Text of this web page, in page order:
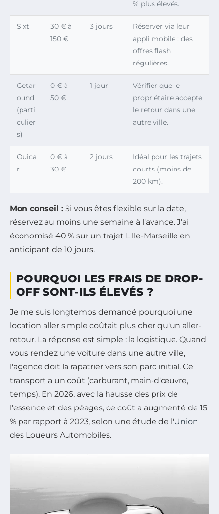
% plus élevés.
Sixt
30 € à
150 €
3 jours
Réserver via leur
appli mobile : des
offres flash
régulières.
Getar
ound
(parti
culier
s)
0 € à
50 €
1 jour
Vérifier que le
propriétaire accepte
le retour dans une
autre ville.
Ouica
r
0 € à
30 €
2 jours
Idéal pour les trajets
courts (moins de
200 km).
Mon conseil : Si vous êtes flexible sur la date,
réservez au moins une semaine à l'avance. J'ai
économisé 40 % sur un trajet Lille-Marseille en
anticipant de 10 jours.
POURQUOI LES FRAIS DE DROP-
OFF SONT-ILS ÉLEVÉS ?
Je me suis longtemps demandé pourquoi une
location aller simple coûtait plus cher qu'un aller-
retour. La réponse est simple : la logistique. Quand
vous rendez une voiture dans une autre ville,
l'agence doit la rapatrier vers son parc initial. Ce
transport a un coût (carburant, main-d'œuvre,
temps). En 2026, avec la hausse des prix de
l'essence et des péages, ce coût a augmenté de 15
% par rapport à 2023, selon une étude de l'Union
des Loueurs Automobiles.